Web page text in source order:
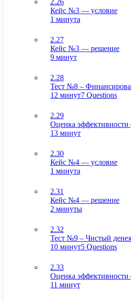
Кейс №3 — условие
1 минута
2.27
Кейс №3 — решение
9 минут
2.28
Тест №8 –
12 минут7 Questions
2.29
Оценка эффективности
13 минут
2.30
Кейс №4 — условие
1 минута
2.31
Кейс №4 — решение
2 минуты
2.32
Тест №9 – Чистый
10 минут5 Questions
2.33
Оценка эффективности
11 минут